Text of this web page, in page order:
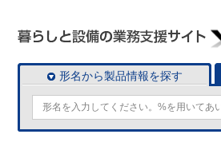
形名から製品情報を探す